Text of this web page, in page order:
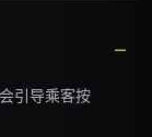
引导乘客按